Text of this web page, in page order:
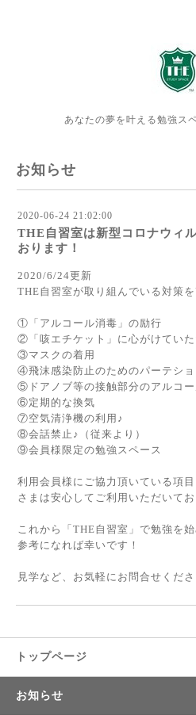
あなたの夢を叶える勉強ス
お知らせ
2020-06-24 21:02:00
THE自習室は新型コロナウィ
おります！
2020/6/24更新
THE自習室が取り組んでいる対策
①「アルコール消毒」の励行
②「咳エチケット」に心がけていた
③マスクの着用
④飛沫感染防止のためのパーテショ
⑤ドアノブ等の接触部分のアルコ
⑥定期的な換気
⑦空気清浄機の利用♪
⑧会話禁止♪（従来より）
⑨会員様限定の勉強スペース
利用会員様にご協力頂いている項
さまは安心してご利用いただいてお
これから「THE自習室」で勉強を
参考になれば幸いです！
見学など、お気軽にお問合せくだ
トップページ
お知らせ